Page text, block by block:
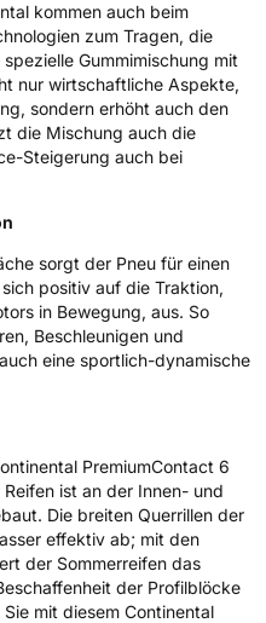
Alpine-SymbolNein
(GPSR)
Deutschland GmbH
1 30173 Hannover
kommen auch beim
zum Tragen, die
Gummimischung mit
nur wirtschaftliche Aspekte,
sondern erhöht auch den
die Mischung auch die
Steigerung auch bei
sorgt der Pneu für einen
positiv auf die Traktion,
in Bewegung, aus. So
Beschleunigen und
eine sportlich-dynamische
PremiumContact 6
ist an der Innen- und
Die breiten Querrillen der
effektiv ab; mit den
der Sommerreifen das
der Profilblöcke
mit diesem Continental